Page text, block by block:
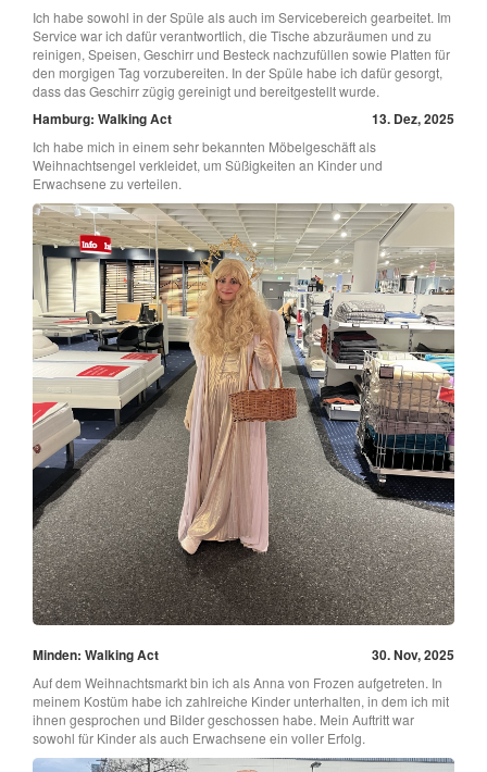
Ich habe sowohl in der Spüle als auch im Servicebereich gearbeitet. Im
Service war ich dafür verantwortlich, die Tische abzuräumen und zu
reinigen, Speisen, Geschirr und Besteck nachzufüllen sowie Platten für
den morgigen Tag vorzubereiten. In der Spüle habe ich dafür gesorgt,
dass das Geschirr zügig gereinigt und bereitgestellt wurde.
Hamburg: Walking Act 13. Dez, 2025
Ich habe mich in einem sehr bekannten Möbelgeschäft als
Weihnachtsengel verkleidet, um Süßigkeiten an Kinder und
Erwachsene zu verteilen.
Minden: Walking Act 30. Nov, 2025
Auf dem Weihnachtsmarkt bin ich als Anna von Frozen aufgetreten. In
meinem Kostüm habe ich zahlreiche Kinder unterhalten, in dem ich mit
ihnen gesprochen und Bilder geschossen habe. Mein Auftritt war
sowohl für Kinder als auch Erwachsene ein voller Erfolg.